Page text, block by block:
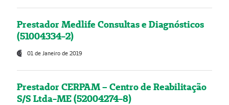
Prestador Medlife Consultas e Diagnósticos
(51004334-2)
01 de Janeiro de 2019
Prestador CERPAM – Centro de Reabilitação
S/S Ltda-ME (52004274-8)